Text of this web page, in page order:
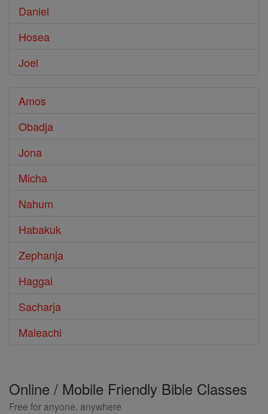
Daniel
Hosea
Joel
Amos
Obadja
Jona
Micha
Nahum
Habakuk
Zephanja
Haggai
Sacharja
Maleachi
Online / Mobile Friendly Bible Classes
Free for anyone, anywhere